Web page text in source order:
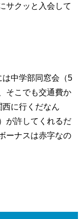
サクッと入会して
中学部同窓会（5
そこでも交通費か
に行くだなん
が許してくれるだ
ーナスは赤字なの